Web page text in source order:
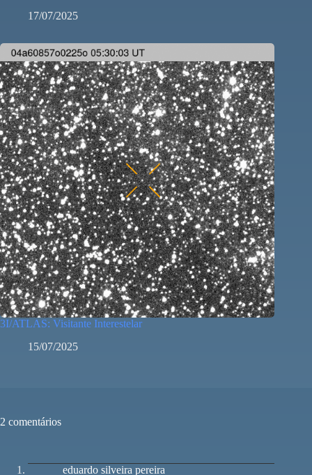
17/07/2025
3I/ATLAS: Visitante Interestelar
15/07/2025
2 comentários
eduardo silveira pereira